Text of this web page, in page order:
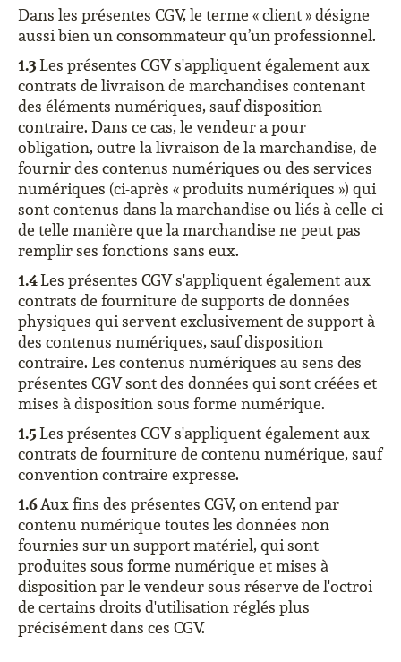
Dans les présentes CGV, le terme « client » désigne
aussi bien un consommateur qu’un professionnel.
1.3Les présentes CGV s'appliquent également aux
contrats de livraison de marchandises contenant
des éléments numériques, sauf disposition
contraire. Dans ce cas, le vendeur a pour
obligation, outre la livraison de la marchandise, de
fournir des contenus numériques ou des services
numériques (ci-après « produits numériques ») qui
sont contenus dans la marchandise ou liés à celle-ci
de telle manière que la marchandise ne peut pas
remplir ses fonctions sans eux.
1.4Les présentes CGV s'appliquent également aux
contrats de fourniture de supports de données
physiques qui servent exclusivement de support à
des contenus numériques, sauf disposition
contraire. Les contenus numériques au sens des
présentes CGV sont des données qui sont créées et
mises à disposition sous forme numérique.
1.5Les présentes CGV s'appliquent également aux
contrats de fourniture de contenu numérique, sauf
convention contraire expresse.
1.6Aux fins des présentes CGV, on entend par
contenu numérique toutes les données non
fournies sur un support matériel, qui sont
produites sous forme numérique et mises à
disposition par le vendeur sous réserve de l'octroi
de certains droits d'utilisation réglés plus
précisément dans ces CGV.